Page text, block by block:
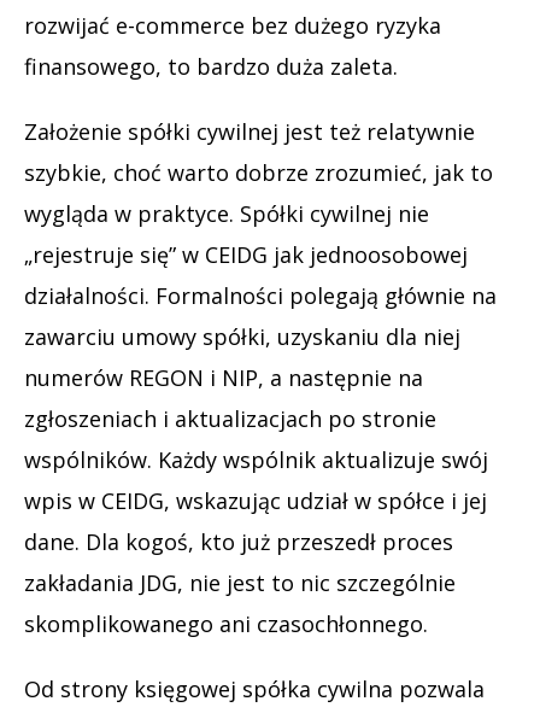
rozwijać e-commerce bez dużego ryzyka
finansowego, to bardzo duża zaleta.
Założenie spółki cywilnej jest też relatywnie
szybkie, choć warto dobrze zrozumieć, jak to
wygląda w praktyce. Spółki cywilnej nie
„rejestruje się” w CEIDG jak jednoosobowej
działalności. Formalności polegają głównie na
zawarciu umowy spółki, uzyskaniu dla niej
numerów REGON i NIP, a następnie na
zgłoszeniach i aktualizacjach po stronie
wspólników. Każdy wspólnik aktualizuje swój
wpis w CEIDG, wskazując udział w spółce i jej
dane. Dla kogoś, kto już przeszedł proces
zakładania JDG, nie jest to nic szczególnie
skomplikowanego ani czasochłonnego.
Od strony księgowej spółka cywilna pozwala